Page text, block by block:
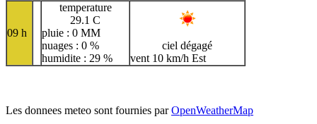
09 h
temperature
29.1 C
pluie : 0 MM
nuages : 0 %
humidite : 29 %
ciel dégagé
vent 10 km/h Est
Les donnees meteo sont fournies parOpenWeatherMap